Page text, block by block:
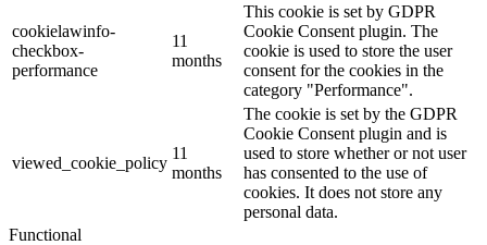
cookielawinfo-
checkbox-
performance
11
months
This cookie is set by GDPR
Cookie Consent plugin. The
cookie is used to store the user
consent for the cookies in the
category "Performance".
viewed_cookie_policy
11
months
The cookie is set by the GDPR
Cookie Consent plugin and is
used to store whether or not user
has consented to the use of
cookies. It does not store any
personal data.
Functional